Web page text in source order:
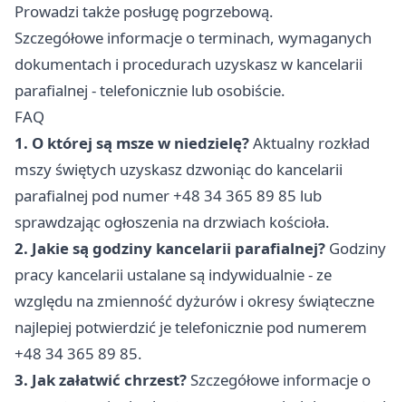
Prowadzi także posługę pogrzebową.
Szczegółowe informacje o terminach, wymaganych
dokumentach i procedurach uzyskasz w kancelarii
parafialnej - telefonicznie lub osobiście.
FAQ
1. O której są msze w niedzielę?Aktualny rozkład
mszy świętych uzyskasz dzwoniąc do kancelarii
parafialnej pod numer +48 34 365 89 85 lub
sprawdzając ogłoszenia na drzwiach kościoła.
2. Jakie są godziny kancelarii parafialnej? Godziny
pracy kancelarii ustalane są indywidualnie - ze
względu na zmienność dyżurów i okresy świąteczne
najlepiej potwierdzić je telefonicznie pod numerem
+48 34 365 89 85.
3. Jak załatwić chrzest?Szczegółowe informacje o